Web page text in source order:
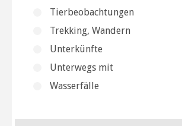
Tierbeobachtungen
Trekking, Wandern
Unterkünfte
Unterwegs mit
Wasserfälle